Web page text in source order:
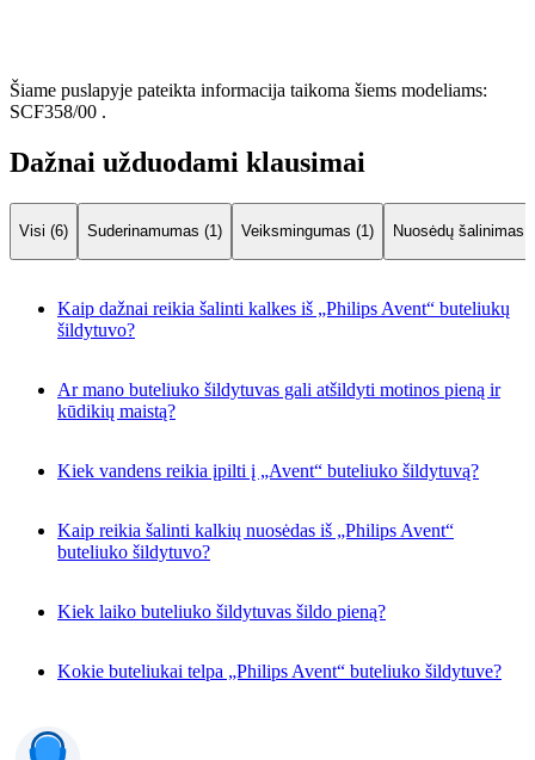
Šiame puslapyje pateikta informacija taikoma šiems modeliams:
SCF358/00 .
Dažnai užduodami klausimai
Visi (6) Suderinamumas (1) Veiksmingumas (1) Nuosėdų šalinimas
Kaip dažnai reikia šalinti kalkes iš „Philips Avent“ buteliukų
šildytuvo?
Ar mano buteliuko šildytuvas gali atšildyti motinos pieną ir
kūdikių maistą?
Kiek vandens reikia įpilti į „Avent“ buteliuko šildytuvą?
Kaip reikia šalinti kalkių nuosėdas iš „Philips Avent“
buteliuko šildytuvo?
Kiek laiko buteliuko šildytuvas šildo pieną?
Kokie buteliukai telpa „Philips Avent“ buteliuko šildytuve?